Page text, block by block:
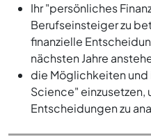
Ihr "persönliches
Berufseinsteiger zu
finanzielle
nächsten Jahre
die Möglichkeiten und
Science" einzusetzen,
Entscheidungen zu